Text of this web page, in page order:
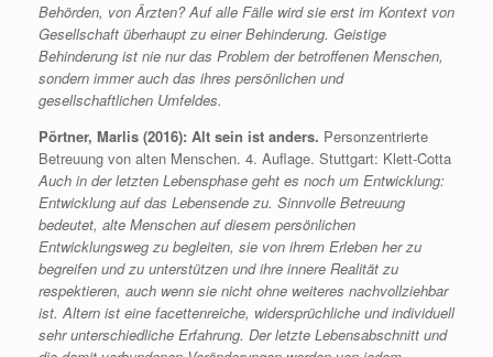
Behörden, von Ärzten? Auf alle Fälle wird sie erst im Kontext von
Gesellschaft überhaupt zu einer Behinderung. Geistige
Behinderung ist nie nur das Problem der betroffenen Menschen,
sondern immer auch das ihres persönlichen und
gesellschaftlichen Umfeldes.
Pörtner, Marlis (2016): Alt sein ist anders. Personzentrierte
Betreuung von alten Menschen. 4. Auflage. Stuttgart: Klett-Cotta
Auch in der letzten Lebensphase geht es noch um Entwicklung:
Entwicklung auf das Lebensende zu. Sinnvolle Betreuung
bedeutet, alte Menschen auf diesem persönlichen
Entwicklungsweg zu begleiten, sie von ihrem Erleben her zu
begreifen und zu unterstützen und ihre innere Realität zu
respektieren, auch wenn sie nicht ohne weiteres nachvollziehbar
ist.Altern ist eine facettenreiche, widersprüchliche und individuell
sehr unterschiedliche Erfahrung. Der letzte Lebensabschnitt und